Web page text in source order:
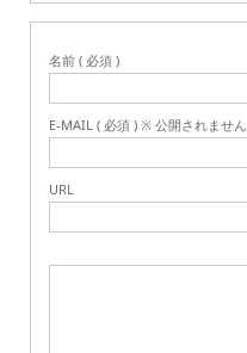
名前 ( 必須 )
E-MAIL ( 必須 ) ※ 公開されません
URL